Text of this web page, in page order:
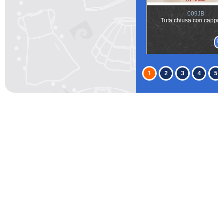
009JB
Tuta chiusa con
1 2 3 4 5